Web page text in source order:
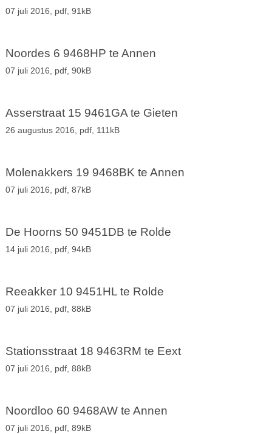
07 juli 2016, pdf, 91kB
Noordes 6 9468HP te Annen
07 juli 2016, pdf, 90kB
Asserstraat 15 9461GA te Gieten
26 augustus 2016, pdf, 111kB
Molenakkers 19 9468BK te Annen
07 juli 2016, pdf, 87kB
De Hoorns 50 9451DB te Rolde
14 juli 2016, pdf, 94kB
Reeakker 10 9451HL te Rolde
07 juli 2016, pdf, 88kB
Stationsstraat 18 9463RM te Eext
07 juli 2016, pdf, 88kB
Noordloo 60 9468AW te Annen
07 juli 2016, pdf, 89kB